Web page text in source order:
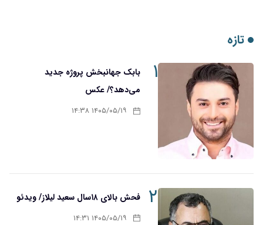
تازه
۱
بابک جهانبخش پروژه جدید
می‌دهد؟/ عکس
۱۴۰۵/۰۵/۱۹ ۱۴:۳۸
۲ فحش بالای ۱۸سال سعید لیلاز/ ویدئو
۱۴۰۵/۰۵/۱۹ ۱۴:۳۱